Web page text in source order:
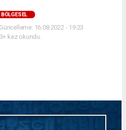
BÖLGESEL
16.08.2022 - 19:23
kez okundu.